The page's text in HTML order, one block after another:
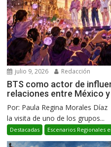
julio 9, 2026 Redacción
BTS como actor de
relaciones entre México
Por: Paula Regina Morales
la visita de uno de los grupos...
Destacadas Escenarios Regionales